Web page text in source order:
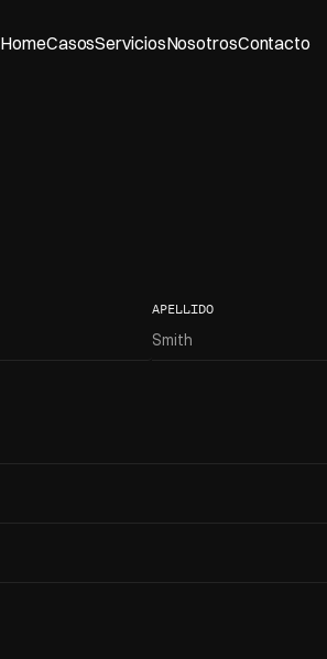
HomeCasosServiciosNosotrosContacto
APELLIDO